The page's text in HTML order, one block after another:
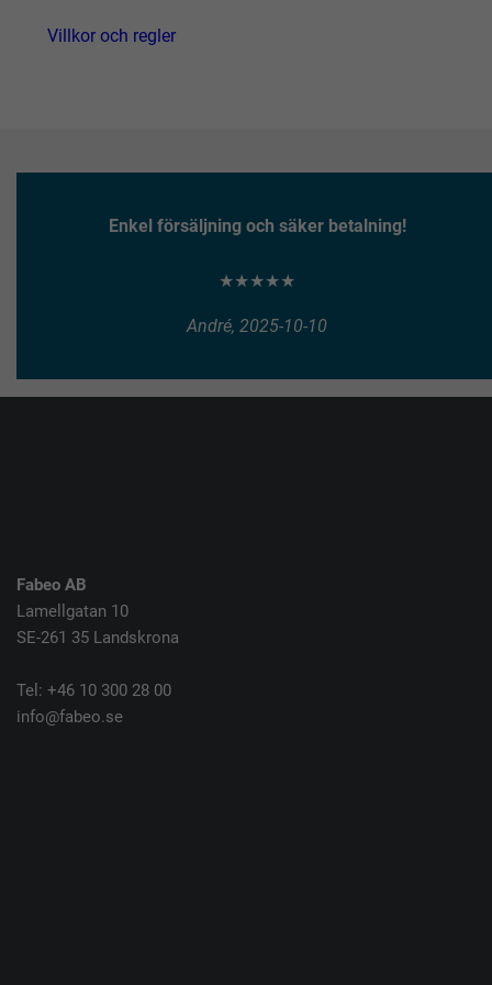
Villkor och regler
Enkel försäljning och säker betalning!
★★★★★
André, 2025-10-10
Fabeo AB
Lamellgatan 10
SE-261 35 Landskrona
Tel: +46 10 300 28 00
info@fabeo.se